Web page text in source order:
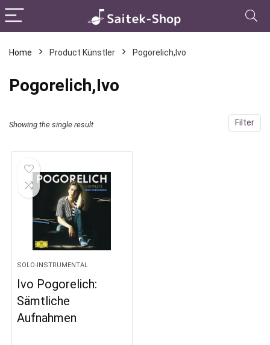
Home Product Künstler Pogorelich,Ivo
Pogorelich,Ivo
Filter
Showing the single result
SOLO-INSTRUMENTAL
Ivo Pogorelich:
Sämtliche
Aufnahmen